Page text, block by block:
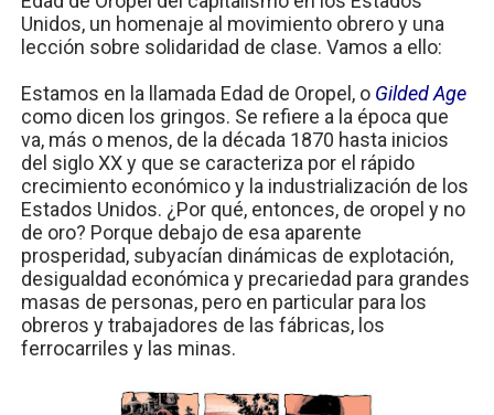
Unidos, un homenaje al movimiento obrero y una
lección sobre solidaridad de clase. Vamos a ello:
Estamos en la llamada Edad de Oropel, o Gilded Age
como dicen los gringos. Se refiere a la época que
va, más o menos, de la década 1870 hasta inicios
del siglo XX y que se caracteriza por el rápido
crecimiento económico y la industrialización de los
Estados Unidos. ¿Por qué, entonces, de oropel y no
de oro? Porque debajo de esa aparente
prosperidad, subyacían dinámicas de explotación,
desigualdad económica y precariedad para grandes
masas de personas, pero en particular para los
obreros y trabajadores de las fábricas, los
ferrocarriles y las minas.